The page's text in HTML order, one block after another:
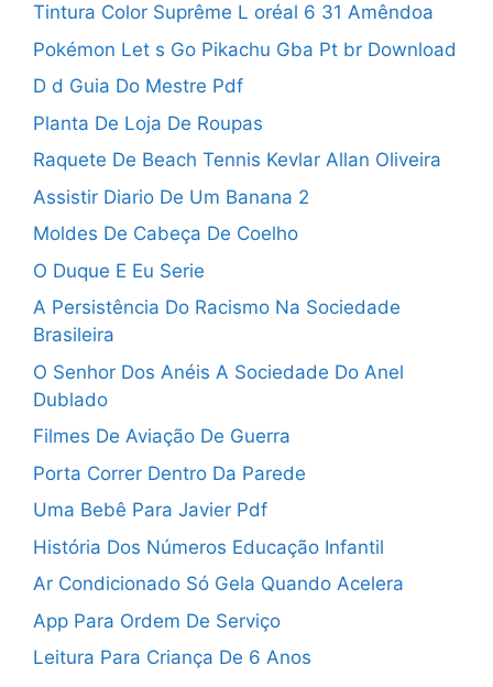
Tintura Color Suprême L oréal 6 31 Amêndoa
Pokémon Let s Go Pikachu Gba Pt br Download
D d Guia Do Mestre Pdf
Planta De Loja De Roupas
Raquete De Beach Tennis Kevlar Allan Oliveira
Assistir Diario De Um Banana 2
Moldes De Cabeça De Coelho
O Duque E Eu Serie
A Persistência Do Racismo Na Sociedade
Brasileira
O Senhor Dos Anéis A Sociedade Do Anel
Dublado
Filmes De Aviação De Guerra
Porta Correr Dentro Da Parede
Uma Bebê Para Javier Pdf
História Dos Números Educação Infantil
Ar Condicionado Só Gela Quando Acelera
App Para Ordem De Serviço
Leitura Para Criança De 6 Anos